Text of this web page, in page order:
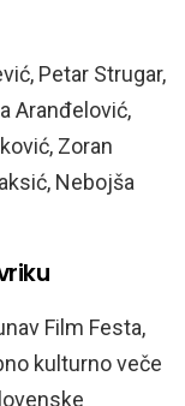
Petar Strugar,
Aranđelović,
Zoran
Nebojša
Film Festa,
kulturno veče